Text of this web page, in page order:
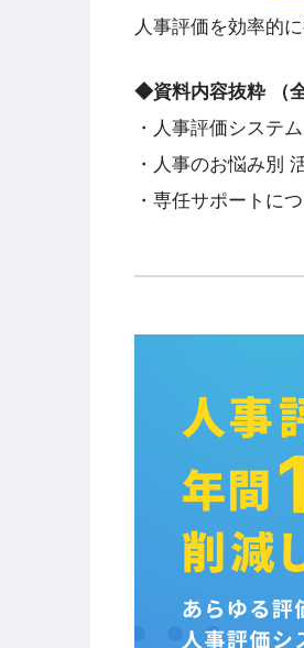
人事評価を効率的
◆資料内容抜粋 （全
・人事評価システ
・人事のお悩み別
・専任サポート